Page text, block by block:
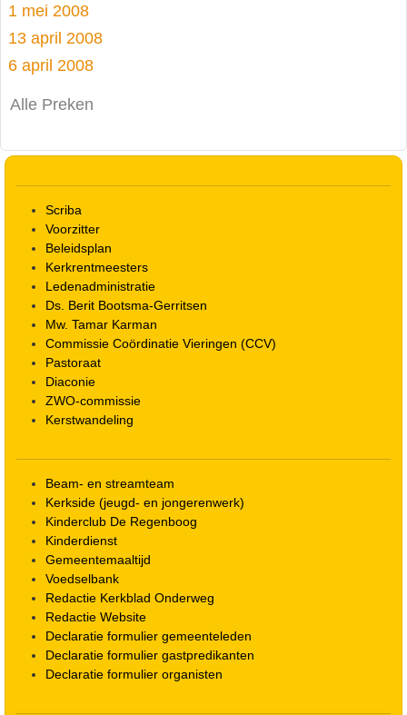
1 mei 2008
13 april 2008
6 april 2008
Alle Preken
Scriba
Voorzitter
Beleidsplan
Kerkrentmeesters
Ledenadministratie
Ds. Berit Bootsma-Gerritsen
Mw. Tamar Karman
Commissie Coördinatie Vieringen (CCV)
Pastoraat
Diaconie
ZWO-commissie
Kerstwandeling
Beam- en streamteam
Kerkside (jeugd- en jongerenwerk)
Kinderclub De Regenboog
Kinderdienst
Gemeentemaaltijd
Voedselbank
Redactie Kerkblad Onderweg
Redactie Website
Declaratie formulier gemeenteleden
Declaratie formulier gastpredikanten
Declaratie formulier organisten